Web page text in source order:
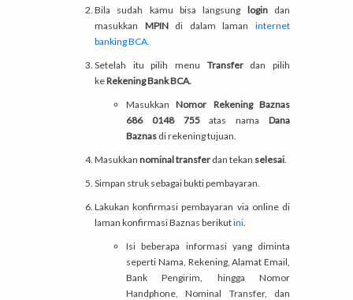
Bila sudah kamu bisa langsung login dan
masukkan MPIN di dalam laman internet
banking BCA.
Setelah itu pilih menu Transfer dan pilih
keRekening Bank BCA.
MasukkanNomor Rekening Baznas
686 0148 755atas namaDana
Baznas di rekening tujuan.
Masukkan nominal transfer dan tekan selesai
Simpan struk sebagai bukti pembayaran.
Lakukan konfirmasi pembayaran via online di
laman konfirmasi Baznas berikutini
Isi beberapa informasi yang diminta
seperti Nama, Rekening, Alamat Email,
Bank Pengirim, hingga Nomor
Handphone, Nominal Transfer, dan